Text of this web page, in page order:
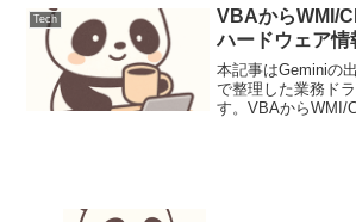
証するデジタル署
Tech
VBAからWMI/
ハードウェア
本記事はGeminiの
で整理した業務ド
す。VBAからWMI/